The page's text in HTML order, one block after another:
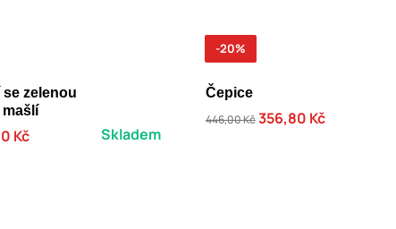
zelenou
Kč Skladem
-20%
Čepice
446,00 Kč356,80 Kč